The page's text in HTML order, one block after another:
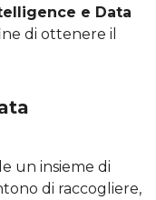
e Data
di ottenere il
un insieme di
di raccogliere,